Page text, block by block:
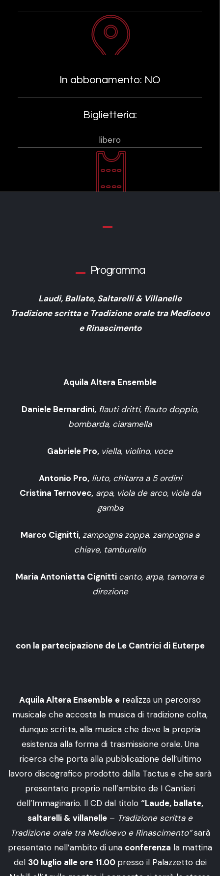
In abbonamento: NO
Biglietteria:
libero
Programma
Laudi, Ballate, Saltarelli & Villanelle
Tradizione scritta e Tradizione orale tra Medioevo
e Rinascimento
Aquila Altera Ensemble
Daniele Bernardini, flauti dritti, flauto doppio,
bombarda, ciaramella
Gabriele Pro, viella, violino, voce
Antonio Pro, liuto, chitarra a 5 ordini
Cristina Ternovec, arpa, viola de arco, viola da
gamba
Marco Cignitti,zampogna zoppa, zampogna a
chiave, tamburello
Maria Antonietta Cignitti canto, arpa, tamorra e
direzione
con la partecipazione de Le Cantrici di Euterpe
Aquila Altera Ensemble e realizza un percorso
musicale che accosta la musica di tradizione colta,
dunque scritta, alla musica che deve la propria
esistenza alla forma di trasmissione orale. Una
ricerca che porta alla pubblicazione dell’ultimo
lavoro discografico prodotto dalla Tactus e che sarà
presentato proprio nell’ambito de I Cantieri
dell’Immaginario. Il CD dal titolo “Laude, ballate,
saltarelli & villanelle – Tradizione scritta e
Tradizione orale tra Medioevo e Rinascimento”sarà
presentato nell’ambito di una conferenza la mattina
del 30 luglio alle ore 11.00 presso il Palazzetto dei